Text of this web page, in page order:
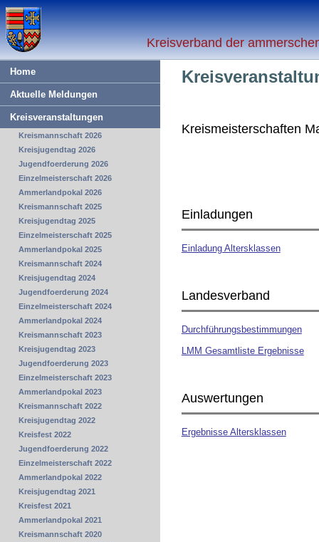
Kreisverband der
Kreismeisterschaften
Einladungen
Einladung Altersklassen
Landesverband
Durchführungsbestimmungen
LMM Gesamtliste Ergebnisse
Auswertungen
Ergebnisse Altersklassen
Home
Aktuelle Meldungen
Kreisveranstaltungen
Kreismannschaft 2026
Kreisjugendtag 2026
Jugendfoerderung 2026
Einzelmeisterschaft 2026
Ammerlandpokal 2026
Kreismannschaft 2025
Kreisjugendtag 2025
Einzelmeisterschaft 2025
Ammerlandpokal 2025
Kreismannschaft 2024
Kreisjugendtag 2024
Jugendfoerderung 2024
Einzelmeisterschaft 2024
Ammerlandpokal 2024
Kreismannschaft 2023
Kreisjugendtag 2023
Jugendfoerderung 2023
Einzelmeisterschaft 2023
Ammerlandpokal 2023
Kreismannschaft 2022
Kreisjugendtag 2022
Kreisfest 2022
Jugendfoerderung 2022
Einzelmeisterschaft 2022
Ammerlandpokal 2022
Kreisjugendtag 2021
Kreisfest 2021
Ammerlandpokal 2021
Kreismannschaft 2020